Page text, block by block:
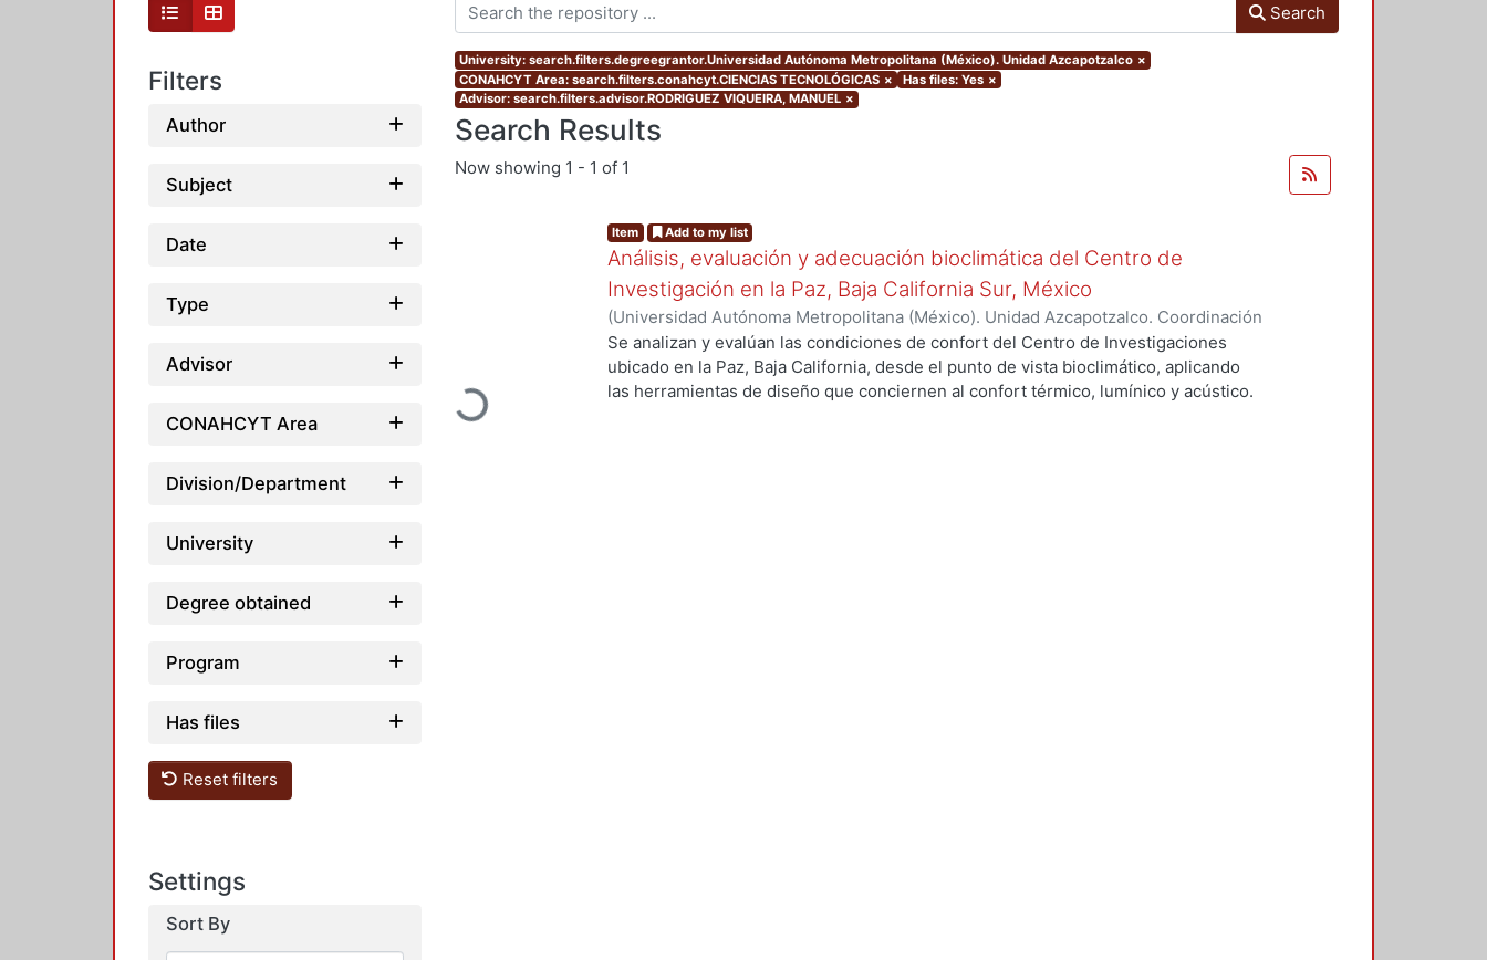
Filters
Author
Subject
Date
Type
Advisor
CONAHCYT Area
Division/Department
University
Degree obtained
Program
Has files
Reset filters
Settings
Sort By
Search
University: search.filters.degreegrantor.Universidad Autónoma Metropolitana (México). Unidad Azcapotzalco ×
CONAHCYT Area: search.filters.conahcyt.CIENCIAS TECNOLÓGICAS × Has files: Yes ×
Advisor: search.filters.advisor.RODRIGUEZ VIQUEIRA, MANUEL ×
Search Results
Now showing 1 - 1 of 1
Loading...
Item Add to my list
Análisis, evaluación y adecuación bioclimática del Centro de
Investigación en la Paz, Baja California Sur, México
(Universidad Autónoma Metropolitana (México). Unidad Azcapotzalco. Coordinación
de Servicios de Información.,1999-12 )García Tavera, José Luis
Se analizan y evalúan las condiciones de confort del Centro de Investigaciones
ubicado en la Paz, Baja California, desde el punto de vista bioclimático, aplicando
las herramientas de diseño que conciernen al confort térmico, lumínico y acústico.